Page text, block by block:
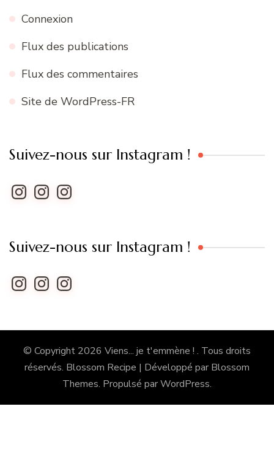
Connexion
Flux des publications
Flux des commentaires
Site de WordPress-FR
Suivez-nous sur Instagram !
Instagram
InstagramInstagram
Suivez-nous sur Instagram !
Instagram
InstagramInstagram
© Copyright 2026 Viens... je t'emmène ! . Tous droits
réservés. Blossom Recipe | Développé par Blossom
Themes. Propulsé parWordPress.